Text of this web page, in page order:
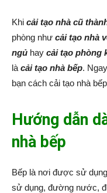
Khi cải tạo nhà cũ
phòng như cải tạo nhà
ngủ hay cải tạo phòng
là cải tạo nhà bếp.
bạn cách cải tạo nhà
Hướng dẫn
nhà bếp
Bếp là nơi được sử
sử dụng, đường nước,